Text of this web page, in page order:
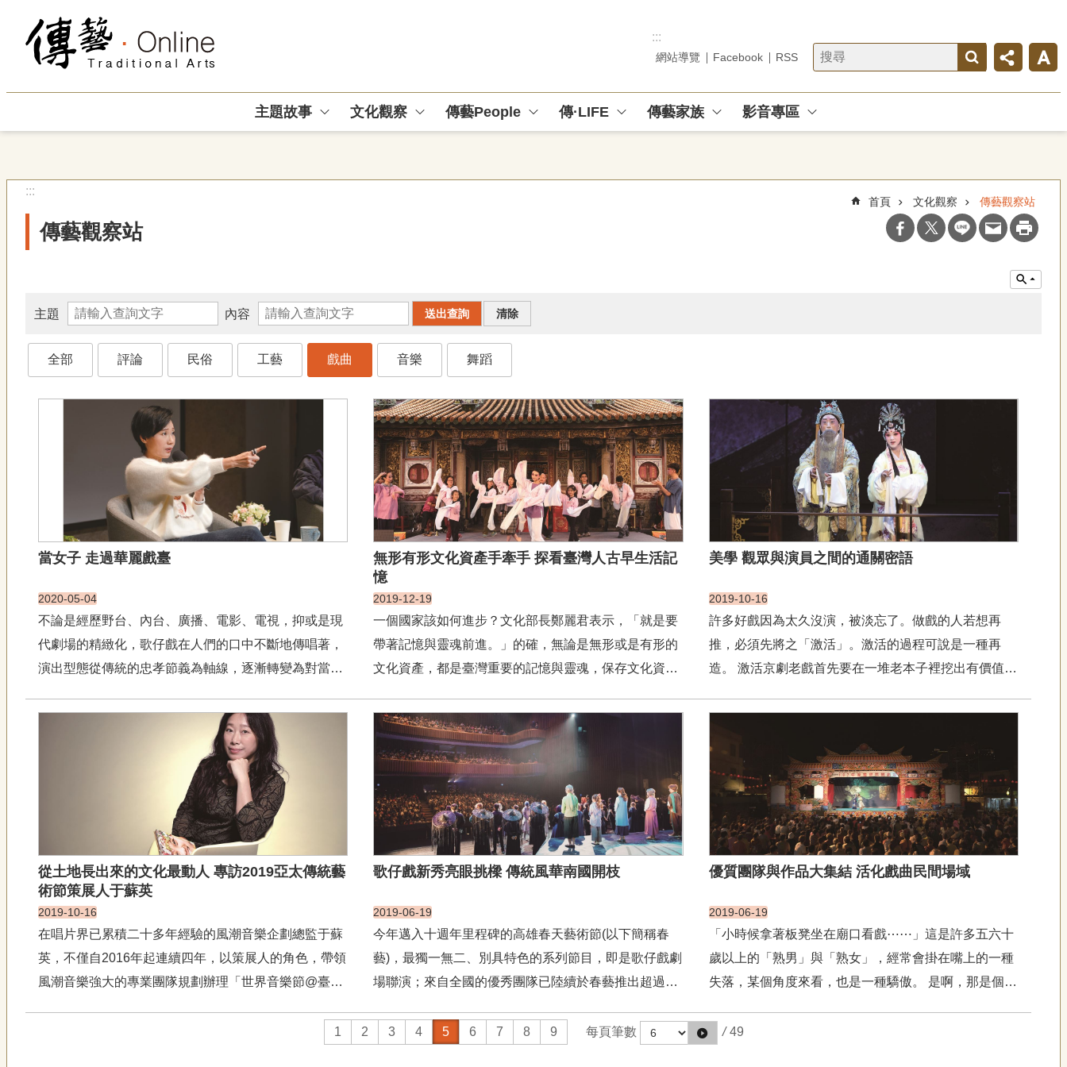
跳到主要內容區塊
:::
網站導覽 Facebook RSS
主題故事 文化觀察 傳藝People 傳·LIFE 傳藝家族 影音專區
:::
首頁 文化觀察 傳藝觀察站
傳藝觀察站
主題 內容
全部 評論 民俗 工藝 戲曲 音樂 舞蹈
當女子 走過華麗戲臺
2020-05-04
不論是經歷野台、內台、廣播、電影、電視，抑或是現
代劇場的精緻化，歌仔戲在人們的口中不斷地傳唱著，
演出型態從傳統的忠孝節義為軸線，逐漸轉變為對當代
元素，而有所創新、變革。 根據《歌仔戲表演型態研
究》 中，「胡撇仔（ôo-phiat-&aacu...
無形有形文化資產手牽手 探看臺灣人古早生活記
憶
2019-12-19
一個國家該如何進步？文化部長鄭麗君表示，「就是要
帶著記憶與靈魂前進。」的確，無論是無形或是有形的
文化資產，都是臺灣重要的記憶與靈魂，保存文化資產
也是建立自我文化認同的基礎。 臺灣是一個多元文化的
社會，文化資產有其得天獨厚的豐富性，在臺灣的歷
史...
美學 觀眾與演員之間的通關密語
2019-10-16
許多好戲因為太久沒演，被淡忘了。做戲的人若想再
推，必須先將之「激活」。激活的過程可說是一種再
造。 激活京劇老戲首先要在一堆老本子裡挖出有價值的
奏要緊湊而不背離程式；音樂要去蕪存菁，瘦身美肌；
從土地長出來的文化最動人 專訪2019亞太傳統藝
術節策展人于蘇英
2019-10-16
在唱片界已累積二十多年經驗的風潮音樂企劃總監于蘇
英，不僅自2016年起連續四年，以策展人的角色，帶領
風潮音樂強大的專業團隊規劃辦理「世界音樂節@臺
入亞太傳統藝術節的策辦，將傳統唱片產業的經驗，一
歌仔戲新秀亮眼挑樑 傳統風華南國開枝
2019-06-19
今年邁入十週年里程碑的高雄春天藝術節(以下簡稱春
藝)，最獨一無二、別具特色的系列節目，即是歌仔戲劇
場聯演；來自全國的優秀團隊已陸續於春藝推出超過20
督促各歌仔戲團自我挑戰、製作創新且精緻的劇場大
優質團隊與作品大集結 活化戲曲民間場域
2019-06-19
「小時候拿著板凳坐在廟口看戲⋯⋯」這是許多五六十
歲以上的「熟男」與「熟女」，經常會掛在嘴上的一種
失落，某個角度來看，也是一種驕傲。 是啊，那是個臺
後，猶如今日網路追劇的狂熱，一到了華燈初上，許多
1 2 3 4 5 6 7 8 9 每頁筆數 / 49